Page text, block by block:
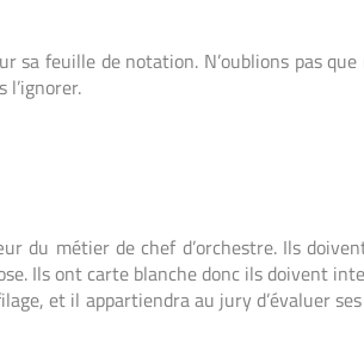
feuille de notation. N’oublions pas
du métier de chef d’orchestre. Ils
Ils ont carte blanche donc ils doivent
et il appartiendra au jury d’évaluer